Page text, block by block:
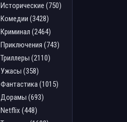
Исторические (750)
Комедии (3428)
Криминал (2464)
Приключения (743)
Триллеры (2110)
Ужасы (358)
Фантастика (1015)
Дорамы (693)
Netflix (448)